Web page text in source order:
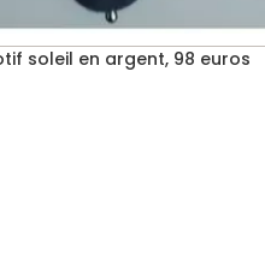
soleil en argent, 98 euros